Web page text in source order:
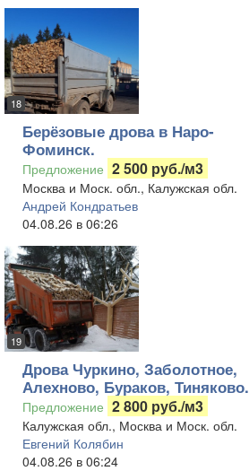
18
Берёзовые дрова в Наро-
Фоминск.
Предложение 2 500 руб./м3
Москва и Моск. обл., Калужская обл.
Андрей Кондратьев
04.08.26 в 06:26
19
Дрова Чуркино, Заболотное,
Алехново, Бураков, Тиняково.
Предложение 2 800 руб./м3
Калужская обл., Москва и Моск. обл.
Евгений Колябин
04.08.26 в 06:24